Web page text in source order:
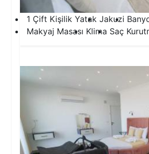
1 Çift Kişilik Yatak Jakuzi
Makyaj Masası Klima Saç